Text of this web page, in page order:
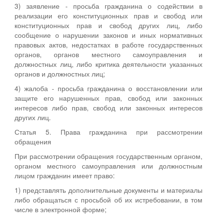
3) заявление - просьба гражданина о содействии в
реализации его конституционных прав и свобод или
конституционных прав и свобод других лиц, либо
сообщение о нарушении законов и иных нормативных
правовых актов, недостатках в работе государственных
органов, органов местного самоуправления и
должностных лиц, либо критика деятельности указанных
органов и должностных лиц;
4) жалоба - просьба гражданина о восстановлении или
защите его нарушенных прав, свобод или законных
интересов либо прав, свобод или законных интересов
других лиц.
Статья 5. Права гражданина при рассмотрении
обращения
При рассмотрении обращения государственным органом,
органом местного самоуправления или должностным
лицом гражданин имеет право:
1) представлять дополнительные документы и материалы
либо обращаться с просьбой об их истребовании, в том
числе в электронной форме;